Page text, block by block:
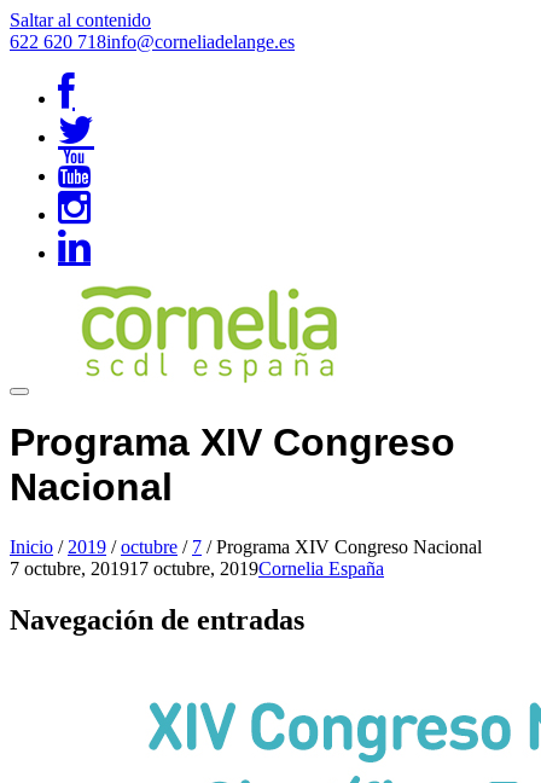
Saltar al contenido
622 620 718info@corneliadelange.es
Programa XIV Congreso
Nacional
Inicio / 2019 / octubre / 7 / Programa XIV Congreso Nacional
7 octubre, 201917 octubre, 2019Cornelia España
Navegación de entradas